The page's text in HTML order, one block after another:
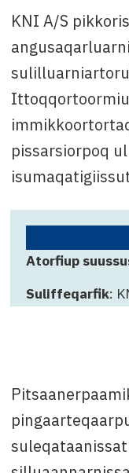
KNI A/S
pissarsiorpoq
Atorfiup
Suliffeqarfik:
mailikkut: